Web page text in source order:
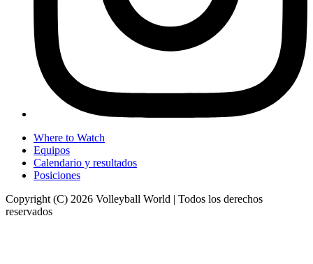
Where to Watch
Equipos
Calendario y resultados
Posiciones
Copyright (C) 2026 Volleyball World | Todos los derechos
reservados